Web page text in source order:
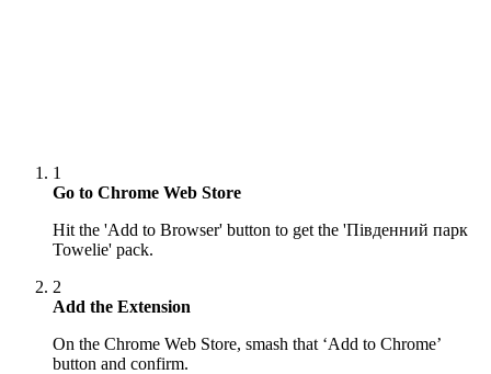
1
Go to Chrome Web Store
Hit the 'Add to Browser' button to get the 'Південний парк
Towelie' pack.
2
Add the Extension
On the Chrome Web Store, smash that ‘Add to Chrome’
button and confirm.